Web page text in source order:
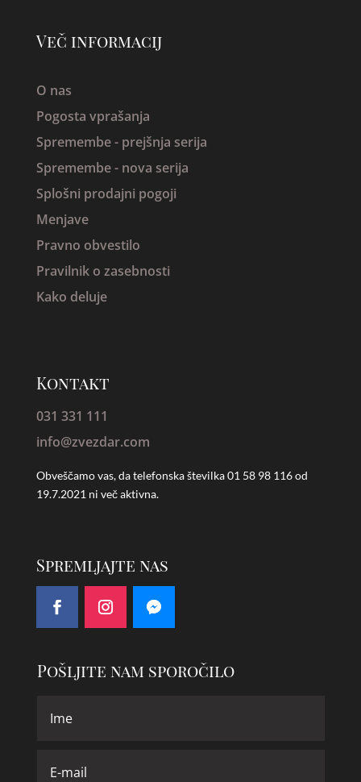
Več informacij
O nas
Pogosta vprašanja
Spremembe - prejšnja serija
Spremembe - nova serija
Splošni prodajni pogoji
Menjave
Pravno obvestilo
Pravilnik o zasebnosti
Kako deluje
Kontakt
031 331 111
info@zvezdar.com
Obveščamo vas, da telefonska številka01 58 98 116 od
19.7.2021 ni več aktivna.
Spremljajte nas
Pošljite nam sporočilo